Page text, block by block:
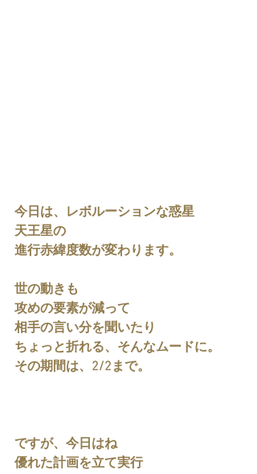
今日は、レボルーションな惑星
天王星の
進行赤緯度数が変わります。
世の動きも
攻めの要素が減って
相手の言い分を聞いたり
ちょっと折れる、そんなムードに。
その期間は、2/2まで。
ですが、今日はね
優れた計画を立て実行